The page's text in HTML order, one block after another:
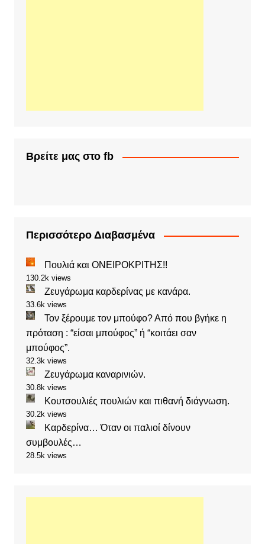
Βρείτε μας στο fb
Περισσότερο Διαβασμένα
Πουλιά και ΟΝΕΙΡΟΚΡΙΤΗΣ!!
130.2k views
Ζευγάρωμα καρδερίνας με κανάρα.
33.6k views
Τον ξέρουμε τον μπούφο? Από που βγήκε η
πρόταση : “είσαι μπούφος” ή “κοιτάει σαν
μπούφος”.
32.3k views
Ζευγάρωμα καναρινιών.
30.8k views
Κουτσουλιές πουλιών και πιθανή διάγνωση.
30.2k views
Καρδερίνα… Όταν οι παλιοί δίνουν
συμβουλές…
28.5k views